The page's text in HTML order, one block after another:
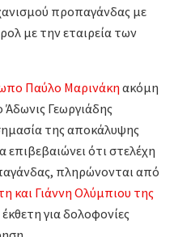
προπαγάνδας με
με την εταιρεία των
Παύλο Μαρινάκη ακόμη
Άδωνις Γεωργιάδης
της αποκάλυψης
ότι στελέχη
πληρώνονται από
και Γιάννη Ολύμπιου της
για δολοφονίες